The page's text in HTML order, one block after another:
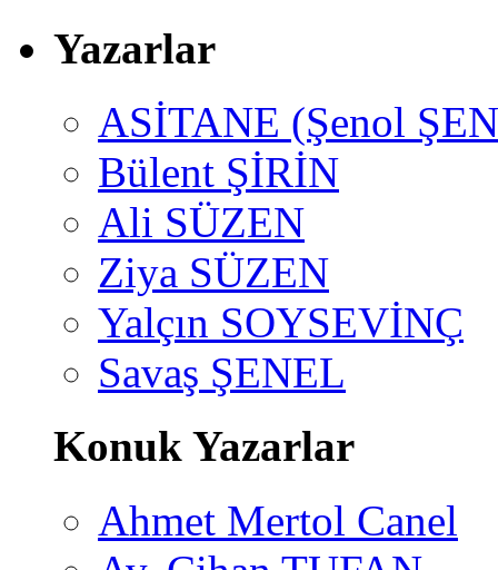
Yazarlar
ASİTANE (Şenol
Bülent ŞİRİN
Ali SÜZEN
Ziya SÜZEN
Yalçın SOYSEVİNÇ
Savaş ŞENEL
Konuk Yazarlar
Ahmet Mertol Canel